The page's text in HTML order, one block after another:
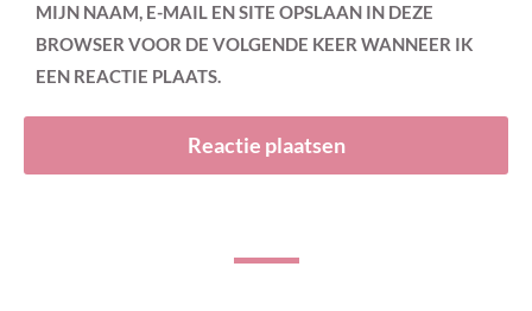
MIJN NAAM, E-MAIL EN SITE OPSLAAN IN DEZE
BROWSER VOOR DE VOLGENDE KEER WANNEER IK
EEN REACTIE PLAATS.